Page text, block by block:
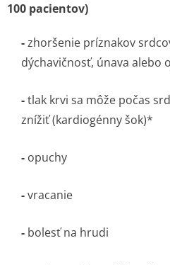
100 pacientov)
-zhoršenie príznakov
dýchavičnosť, únava alebo
-tlak krvi sa môže počas
znížiť (kardiogénny šok)*
- opuchy
-vracanie
- bolesť na hrudi